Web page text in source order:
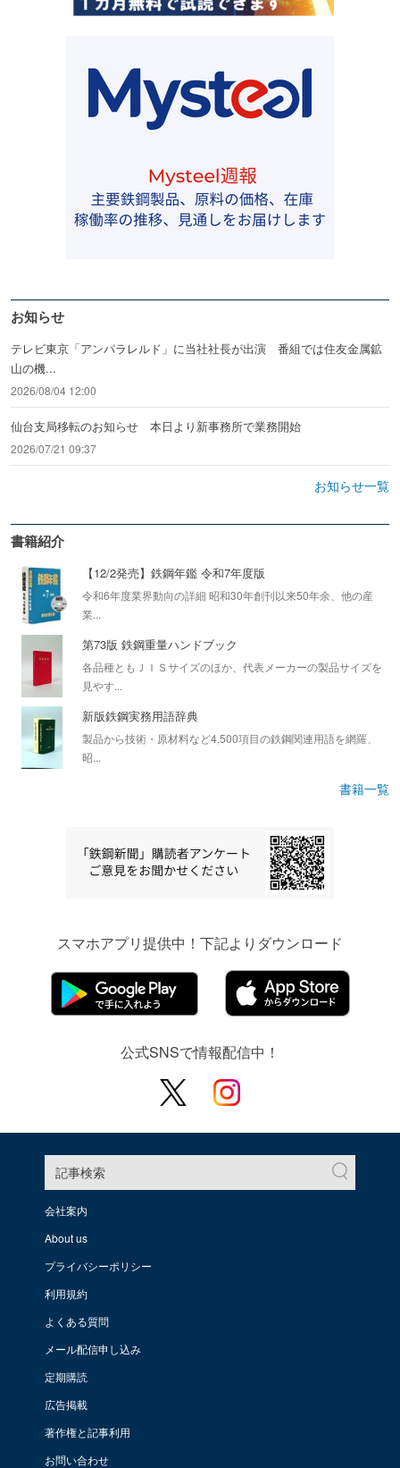
お知らせ
テレビ東京「アンパラレルド」に当社社長が出演 番組では住友金属鉱
山の機...
2026/08/04 12:00
仙台支局移転のお知らせ 本日より新事務所で業務開始
2026/07/21 09:37
お知らせ一覧
書籍紹介
【12/2発売】鉄鋼年鑑 令和7年度版
令和6年度業界動向の詳細 昭和30年創刊以来50年余、他の産
業...
第73版 鉄鋼重量ハンドブック
各品種ともＪＩＳサイズのほか、代表メーカーの製品サイズを
見やす...
新版鉄鋼実務用語辞典
製品から技術・原材料など4,500項目の鉄鋼関連用語を網羅、
昭...
書籍一覧
スマホアプリ提供中！下記よりダウンロード
公式SNSで情報配信中！
記事検索
会社案内
About us
プライバシーポリシー
利用規約
よくある質問
メール配信申し込み
定期購読
広告掲載
著作権と記事利用
お問い合わせ